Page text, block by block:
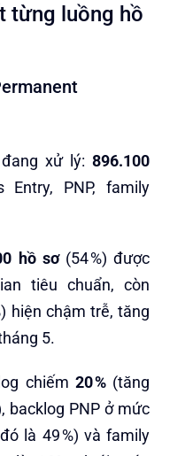
từng luồng hồ
xử lý: 896.100
Entry, PNP, family
hồ sơ(54 %) được
tiêu chuẩn, còn
hiện chậm trễ, tăng
5.
chiếm 20 %(tăng
backlog PNP ở mức
là 49 %) và family